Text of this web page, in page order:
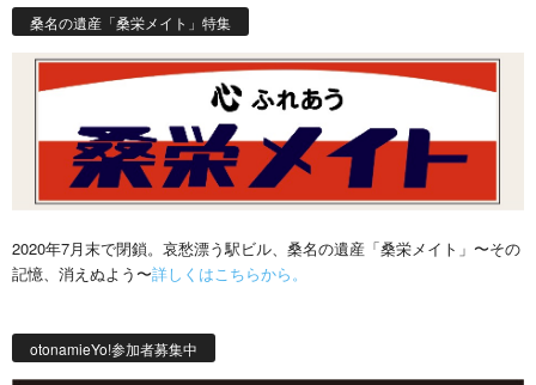
桑名の遺産「桑栄メイト」特集
2020年7月末で閉鎖。哀愁漂う駅ビル、桑名の遺産「桑栄メイト」〜その
記憶、消えぬよう〜詳しくはこちらから。
otonamieYo!参加者募集中